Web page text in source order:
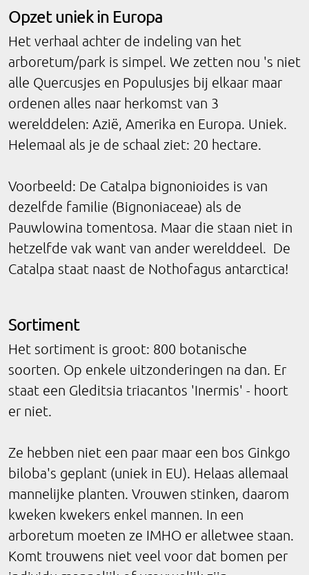
Opzet uniek in Europa
Het verhaal achter de indeling van het
arboretum/park is simpel. We zetten nou 's niet
alle Quercusjes en Populusjes bij elkaar maar
ordenen alles naar herkomst van 3
werelddelen: Azië, Amerika en Europa. Uniek.
Helemaal als je de schaal ziet: 20 hectare.
Voorbeeld: De Catalpa bignonioides is van
dezelfde familie (Bignoniaceae) als de
Pauwlowina tomentosa. Maar die staan niet in
hetzelfde vak want van ander werelddeel. De
Catalpa staat naast de Nothofagus antarctica!
Sortiment
Het sortiment is groot: 800 botanische
soorten. Op enkele uitzonderingen na dan. Er
staat een Gleditsia triacantos 'Inermis' - hoort
er niet.
Ze hebben niet een paar maar een bos Ginkgo
biloba's geplant (uniek in EU). Helaas allemaal
mannelijke planten. Vrouwen stinken, daarom
kweken kwekers enkel mannen. In een
arboretum moeten ze IMHO er alletwee staan.
Komt trouwens niet veel voor dat bomen per